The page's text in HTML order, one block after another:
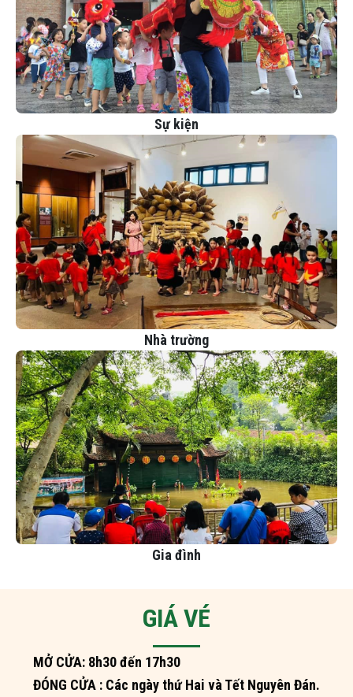
Sự kiện
Nhà trường
Gia đình
GIÁ VÉ
MỞ CỬA: 8h30 đến 17h30
ĐÓNG CỬA : Các ngày thứ Hai và Tết Nguyên Đán.